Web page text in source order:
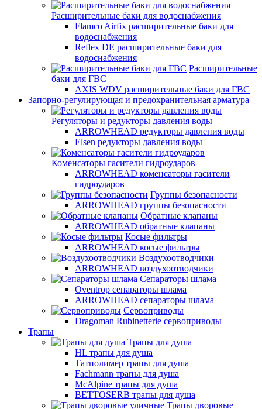
Расширительные баки для водоснабжения
Flamco Airfix расширительные баки для
водоснабжения
Reflex DЕ расширительные баки для
водоснабжения
Расширительные
баки для ГВС
AXIS WDV расширительные баки для ГВС
Запорно-регулирующая и предохранительная арматура
Регуляторы и редукторы давления воды
ARROWHEAD редукторы давления воды
Elsen редукторы давления воды
Коменсаторы гасители гидроударов
ARROWHEAD коменсаторы гасители
гидроударов
Группы безопасности
ARROWHEAD группы безопасности
Обратные клапаны
ARROWHEAD обратные клапаны
Косые фильтры
ARROWHEAD косые фильтры
Воздухоотводчики
ARROWHEAD воздухоотводчики
Сепараторы шлама
Oventrop cепараторы шлама
ARROWHEAD сепараторы шлама
Сервоприводы
Dragoman Rubinetterie сервоприводы
Трапы
Трапы для душа
HL трапы для душа
Татполимер трапы для душа
Fachmann трапы для душа
McAlpine трапы для душа
BETTOSERB трапы для душа
Трапы дворовые